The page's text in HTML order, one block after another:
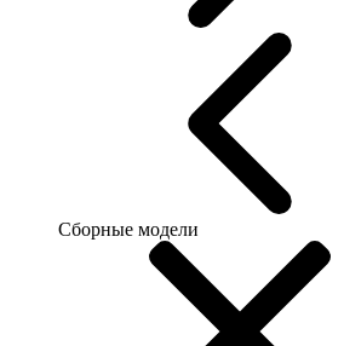
Сборные модели